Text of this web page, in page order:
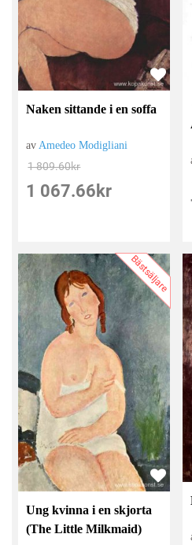
Naken sittande i en soffa
av Amedeo Modigliani
1 809.60kr
1 067.66 kr
Bästsäljare
Ung kvinna i en skjorta
(The Little Milkmaid)